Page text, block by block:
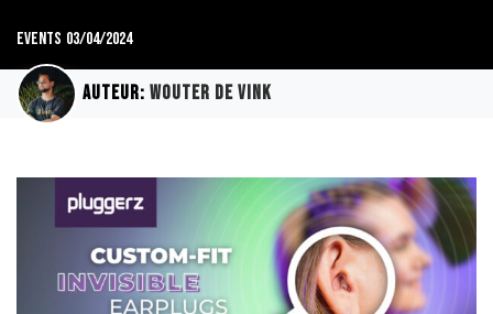
Events 03/04/2024
Auteur: Wouter de Vink